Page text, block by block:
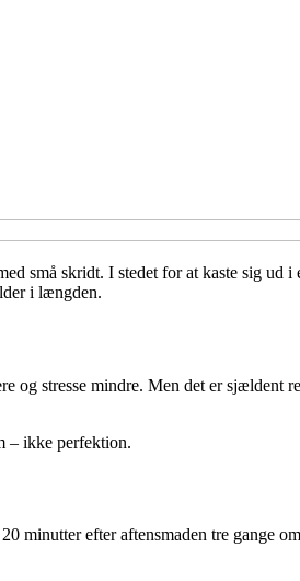
små skridt. I stedet for at kaste sig ud
i længden.
og stresse mindre. Men det er sjældent
– ikke perfektion.
minutter efter aftensmaden tre gange